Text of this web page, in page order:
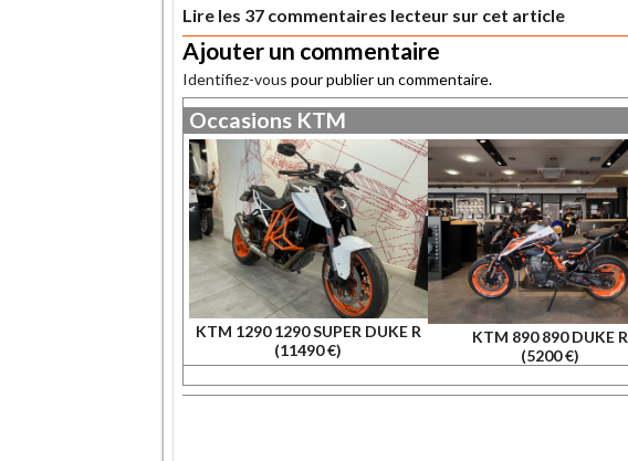
Lire les 37 commentaires lecteur sur cet article
Ajouter un commentaire
Identifiez-vous pour publier un commentaire.
Occasions KTM
KTM 1290 1290 SUPER DUKE R
(11490 €)
KTM 890 890 DUKE R
(5200 €)